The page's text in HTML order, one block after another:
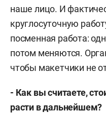
наше лицо. И
круглосуточную
посменная работа:
потом меняются.
чтобы макетчики не
- Как вы считаете,
расти в дальнейшем?